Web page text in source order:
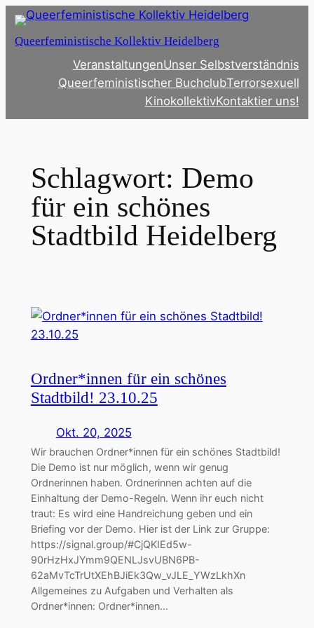
Zum
springen
Queerfeministische Kollektiv Heidelberg
VeranstaltungenUnser Selbstverständnis
Queerfeministischer BuchclubTerrorsexuell
KinokollektivKontaktier uns!
Schlagwort: Demo
für ein schönes
Stadtbild Heidelberg
Ordner*innen für ein schönes
Stadtbild! 23.10.25
Okt. 20, 2025
Wir brauchen Ordner*innen für ein schönes Stadtbild!
Die Demo ist nur möglich, wenn wir genug
Ordnerinnen haben. Ordnerinnen achten auf die
Einhaltung der Demo-Regeln. Wenn ihr euch nicht
traut: Es wird eine Handreichung geben und ein
Briefing vor der Demo. Hier ist der Link zur Gruppe:
https://signal.group/#CjQKIEd5w-
90rHzHxJYmm9QENLJsvUBN6PB-
62aMvTcTrUtXEhBJiEk3Qw_vJLE_YWzLkhXn
Allgemeines zu Aufgaben und Verhalten als
Ordner*innen: Ordner*innen…